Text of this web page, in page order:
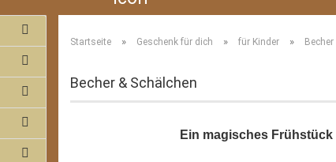
Startseite » Geschenk für dich » für Kinder »
Becher & Schälchen
Ein magisches